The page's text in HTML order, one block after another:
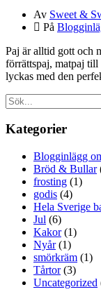
Av Sweet &
På
Paj är alltid gott och
förrättspaj, matpaj till
lyckas med den
Kategorier
Blogginlägg
Bröd & Bullar
frosting (1)
godis (4)
Hela Sverige
Jul (6)
Kakor(1)
Nyår(1)
smörkräm (1)
Tårtor(3)
Uncategorized